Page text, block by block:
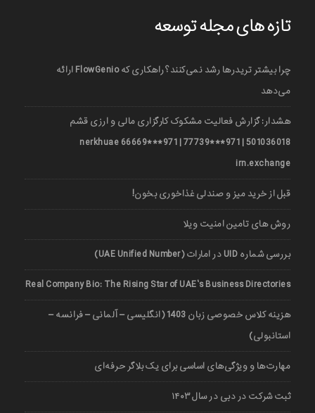
تازه های مجله توسعه
چرا بیشتر تریدرها رشد نمی‌کنند؟ راهکاری که FlowGenio ارائه
می‌دهد
هشدار: گزارش فعالیت مشکوک کارگزاری مالی و ارزی قشم
501036018 | 971***77739 | 971***66669 nerkhuae
irn.exchange
قبل از خرید میز و صندلی غذاخوری بخون!
روش های تامین امنیت ویلا
بررسی شماره UID در امارات (UAE Unified Number)
Real Company Bio: The Rising Star of UAE’s Business Directories
هزینه کلاس خصوصی زبان 1403 (انگلیسی – آلمانی – فرانسه –
استانبولی)
مهارت‌ها و ویژگی‌های اساسی برای یک بلاگر حرفه‌ای
ثبت شرکت در دبی در سال ۱۴۰۳